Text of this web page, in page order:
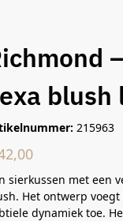
215963
sierkussen met een
Het ontwerp
dynamiek toe.